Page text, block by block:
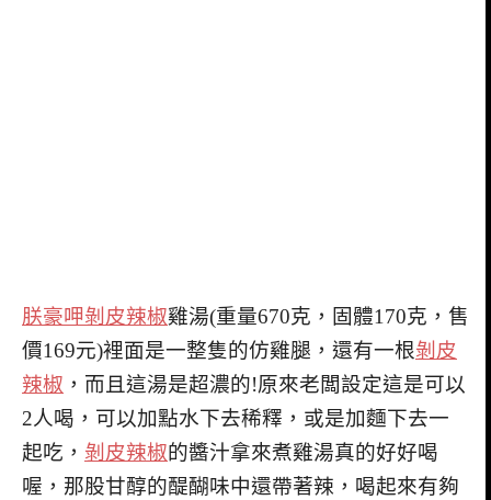
朕豪呷剝皮辣椒雞湯(重量670克，固體170克，售
價169元)裡面是一整隻的仿雞腿，還有一根剝皮
辣椒 ，而且這湯是超濃的!原來老闆設定這是可以
2人喝，可以加點水下去稀釋，或是加麵下去一
起吃， 剝皮辣椒的醬汁拿來煮雞湯真的好好喝
喔，那股甘醇的醍醐味中還帶著辣，喝起來有夠